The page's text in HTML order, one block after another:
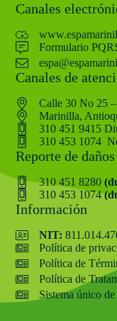
Canales
Formulario
Canales de
Calle 30 No 25
Marinilla,
310 451 9415
310 453 1074
Reporte de daños
310 451 8280
310 453 1074
Información
NIT:
Política de
Política de
Política de
Sistema único